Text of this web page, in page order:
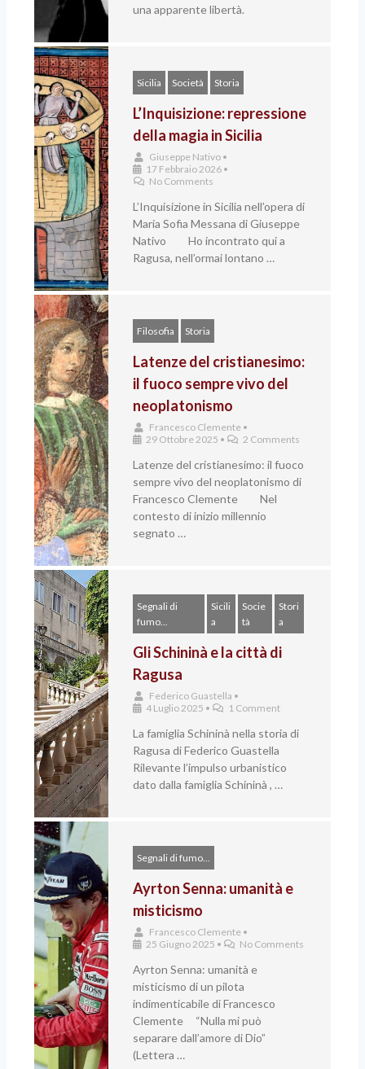
una apparente libertà.
Sicilia Società Storia
L’Inquisizione: repressione
della magia in Sicilia
Giuseppe Nativo •
17 Febbraio 2026 •
No Comments
L’Inquisizione in Sicilia nell’opera di
Maria Sofia Messana di Giuseppe
Nativo Ho incontrato qui a
Ragusa, nell’ormai lontano …
Filosofia Storia
Latenze del cristianesimo:
il fuoco sempre vivo del
neoplatonismo
Francesco Clemente •
29 Ottobre 2025 • 2 Comments
Latenze del cristianesimo: il fuoco
sempre vivo del neoplatonismo di
Francesco Clemente Nel
contesto di inizio millennio
segnato …
Segnali di
fumo...
Sicili
a
Socie
tà
Stori
a
Gli Schininà e la città di
Ragusa
Federico Guastella •
4 Luglio 2025 • 1 Comment
La famiglia Schininà nella storia di
Ragusa di Federico Guastella
Rilevante l’impulso urbanistico
dato dalla famiglia Schininà , …
Segnali di fumo...
Ayrton Senna: umanità e
misticismo
Francesco Clemente •
25 Giugno 2025 • No Comments
Ayrton Senna: umanità e
misticismo di un pilota
indimenticabile di Francesco
Clemente “Nulla mi può
separare dall’amore di Dio”
(Lettera …